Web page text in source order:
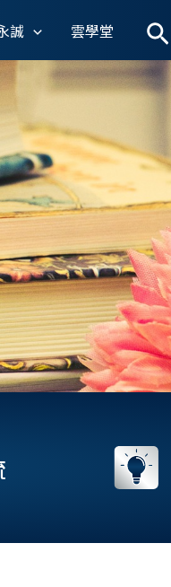
誠 雲學堂
搜
尋